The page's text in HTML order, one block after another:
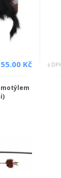
55.00 Kč s